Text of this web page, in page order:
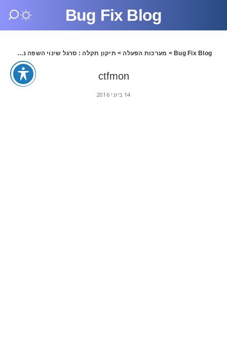
Bug Fix Blog
Bug Fix Blog
> מערכות הפעלה > תיקון תקלה : סרגל שינוי השפה נעלם
ctfmon
14 ביוני 2016